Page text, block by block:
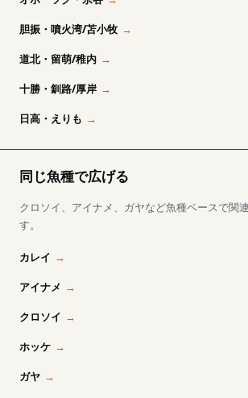
胆振・噴火湾/苫小牧
道北・留萌/稚内
十勝・釧路/厚岸
日高・えりも
同じ魚種で広げる
クロソイ、アイナメ、ガヤなど魚種ベースで関
す。
カレイ
アイナメ
クロソイ
ホッケ
ガヤ